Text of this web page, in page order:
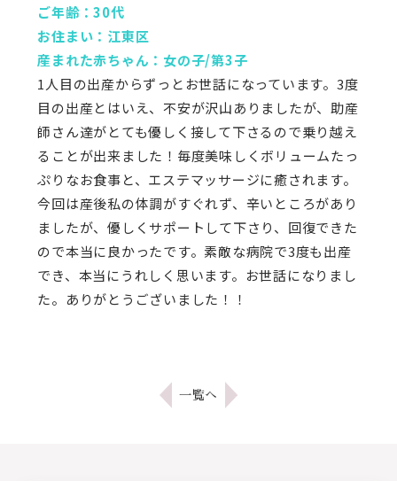
ご年齢：30代
お住まい：江東区
産まれた赤ちゃん：女の子/第3子
1人目の出産からずっとお世話になっています。3度
目の出産とはいえ、不安が沢山ありましたが、助産
師さん達がとても優しく接して下さるので乗り越え
ることが出来ました！毎度美味しくボリュームたっ
ぷりなお食事と、エステマッサージに癒されます。
今回は産後私の体調がすぐれず、辛いところがあり
ましたが、優しくサポートして下さり、回復できた
ので本当に良かったです。素敵な病院で3度も出産
でき、本当にうれしく思います。お世話になりまし
た。ありがとうございました！！
一覧へ